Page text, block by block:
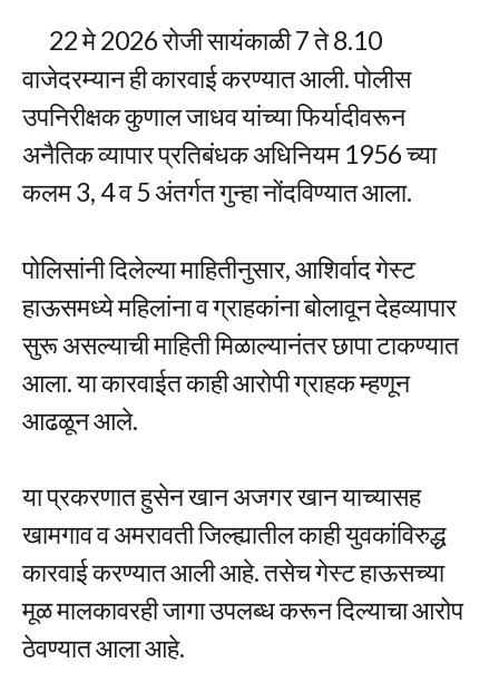
22 मे 2026 रोजी सायंकाळी 7 ते 8.10
वाजेदरम्यान ही कारवाई करण्यात आली. पोलीस
उपनिरीक्षक कुणाल जाधव यांच्या फिर्यादीवरून
अनैतिक व्यापार प्रतिबंधक अधिनियम 1956 च्या
कलम 3, 4 व 5 अंतर्गत गुन्हा नोंदविण्यात आला.
पोलिसांनी दिलेल्या माहितीनुसार, आशिर्वाद गेस्ट
हाऊसमध्ये महिलांना व ग्राहकांना बोलावून देहव्यापार
सुरू असल्याची माहिती मिळाल्यानंतर छापा टाकण्यात
आला. या कारवाईत काही आरोपी ग्राहक म्हणून
आढळून आले.
या प्रकरणात हुसेन खान अजगर खान याच्यासह
खामगाव व अमरावती जिल्ह्यातील काही युवकांविरुद्ध
कारवाई करण्यात आली आहे. तसेच गेस्ट हाऊसच्या
मूळ मालकावरही जागा उपलब्ध करून दिल्याचा आरोप
ठेवण्यात आला आहे.